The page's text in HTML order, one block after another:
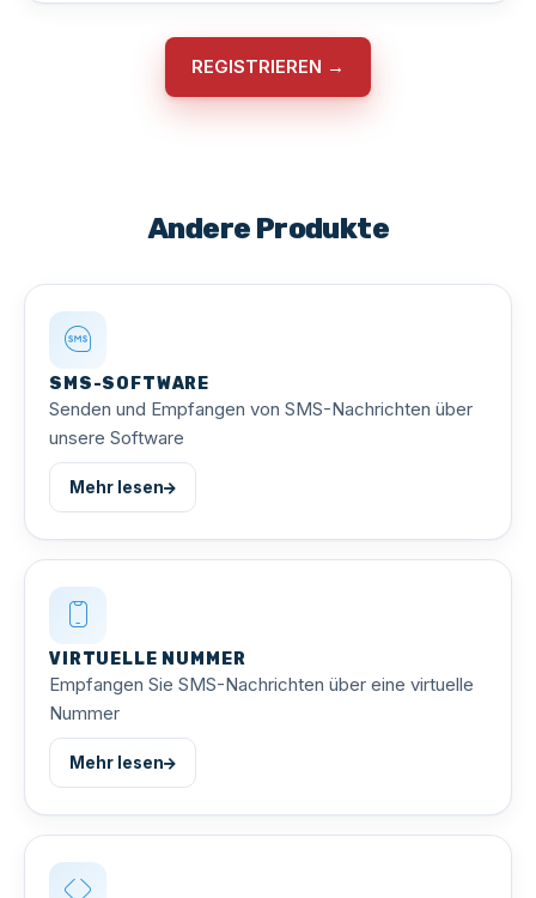
REGISTRIEREN →
Andere Produkte
SMS-SOFTWARE
Senden und Empfangen von SMS-Nachrichten über
unsere Software
Mehr lesen
VIRTUELLE NUMMER
Empfangen Sie SMS-Nachrichten über eine virtuelle
Nummer
Mehr lesen